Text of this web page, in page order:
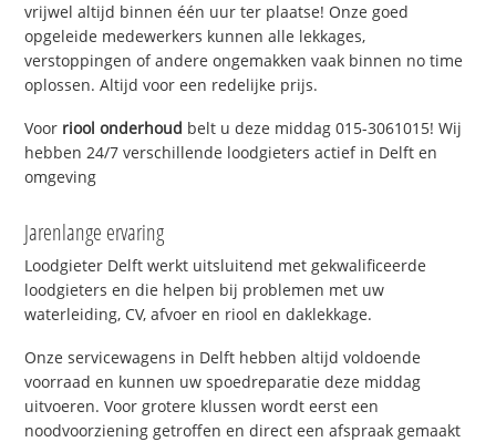
vrijwel altijd binnen één uur ter plaatse! Onze goed
opgeleide medewerkers kunnen alle lekkages,
verstoppingen of andere ongemakken vaak binnen no time
oplossen. Altijd voor een redelijke prijs.
Voor riool onderhoud belt u deze middag 015-3061015! Wij
hebben 24/7 verschillende loodgieters actief in Delft en
omgeving
Jarenlange ervaring
Loodgieter Delft werkt uitsluitend met gekwalificeerde
loodgieters en die helpen bij problemen met uw
waterleiding, CV, afvoer en riool en daklekkage.
Onze servicewagens in Delft hebben altijd voldoende
voorraad en kunnen uw spoedreparatie deze middag
uitvoeren. Voor grotere klussen wordt eerst een
noodvoorziening getroffen en direct een afspraak gemaakt